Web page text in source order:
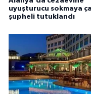
uyuşturucu sokmaya
şupheli tutuklandı